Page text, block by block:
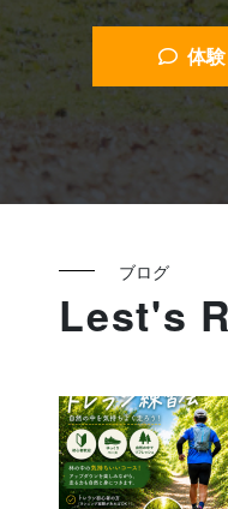
体
ブログ
Lest's